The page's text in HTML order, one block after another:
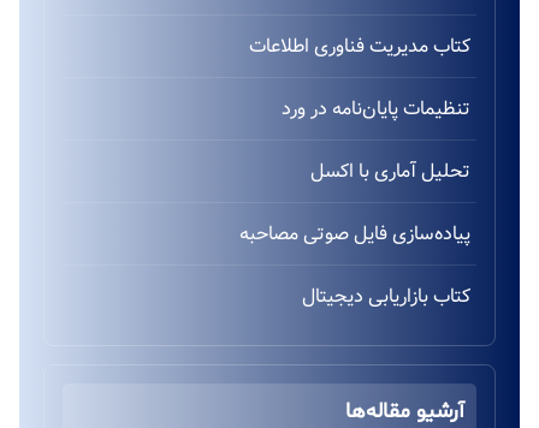
کتاب مدیریت فناوری اطلاعات
تنظیمات پایان‌نامه در ورد
تحلیل آماری با اکسل
پیاده‌سازی فایل صوتی مصاحبه
کتاب بازاریابی دیجیتال
آرشیو مقاله‌ها